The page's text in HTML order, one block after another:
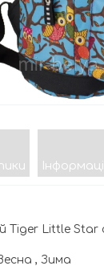
Tiger Little Star
, Зима